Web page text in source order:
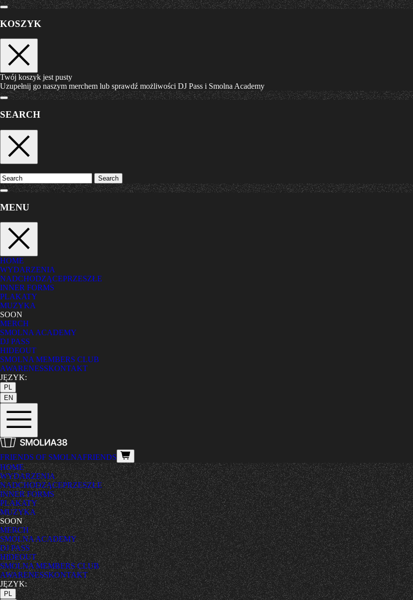
KOSZYK
Twój koszyk jest pusty
Uzupełnij go naszym merchem lub sprawdź możliwości DJ Pass i Smolna Academy
SEARCH
Search
MENU
HOME
WYDARZENIA
NADCHODZĄCEPRZESZŁE
INNER FORMS
PLAKATY
MUZYKA
SOON
MERCH
SMOLNA ACADEMY
DJ PASS
HIDEOUT
SMOLNA MEMBERS CLUB
AWARENESSKONTAKT
JĘZYK:
PL
EN
FRIENDS OF SMOLNAFRIENDS
HOME
WYDARZENIA
NADCHODZĄCEPRZESZŁE
INNER FORMS
PLAKATY
MUZYKA
SOON
MERCH
SMOLNA ACADEMY
DJ PASS
HIDEOUT
SMOLNA MEMBERS CLUB
AWARENESSKONTAKT
JĘZYK:
PL